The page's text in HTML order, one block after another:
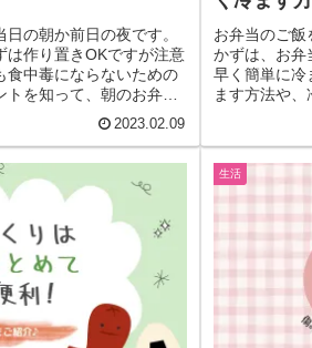
の朝か前日の夜です。
は作り置きOKですが注意
食中毒にならないための
を知って、朝のお弁当
2023.02.09
お弁当のご飯
かずは、お弁
早く簡単に冷
ます方法や、
生活